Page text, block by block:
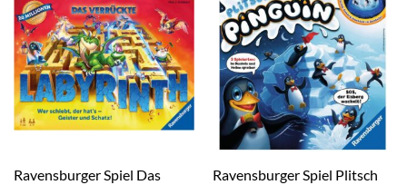
Ravensburger Spiel Das
Ravensburger Spiel Plitsch